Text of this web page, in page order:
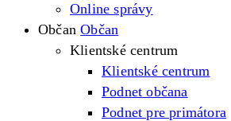
Online správy
Občan Občan
Klientské centrum
Klientské centrum
Podnet občana
Podnet pre primátora